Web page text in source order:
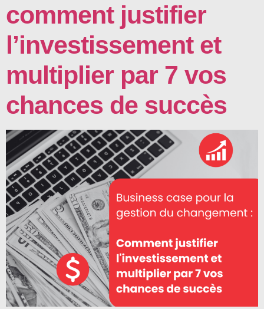
comment justifier
l’investissement et
multiplier par 7 vos
chances de succès